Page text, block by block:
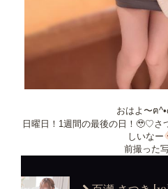
おはよ〜ฅ
日曜日！1週間の最後の日！🥹♡さ
しいなー
前撮った